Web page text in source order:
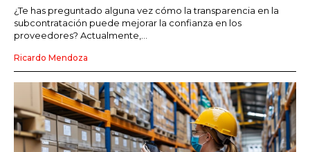
¿Te has preguntado alguna vez cómo la transparencia en la
subcontratación puede mejorar la confianza en los
proveedores? Actualmente,...
Ricardo Mendoza